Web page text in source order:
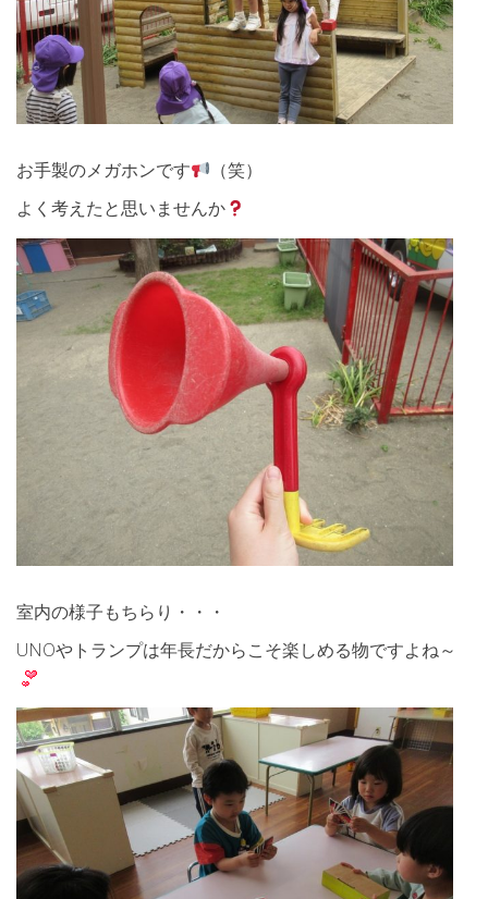
お手製のメガホンです
（笑）
よく考えたと思いませんか
室内の様子もちらり・・・
UNOやトランプは年長だからこそ楽しめる物ですよね～